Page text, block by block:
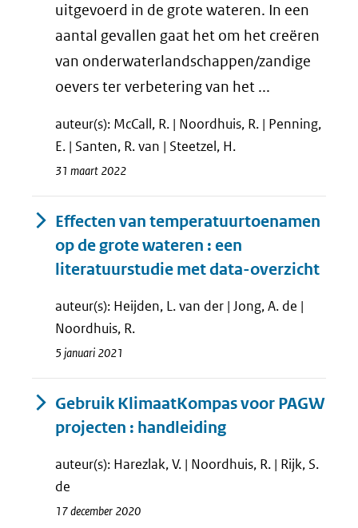
uitgevoerd in de grote wateren. In een
aantal gevallen gaat het om het creëren
van onderwaterlandschappen/zandige
oevers ter verbetering van het ...
auteur(s): McCall, R. | Noordhuis, R. | Penning,
E. | Santen, R. van | Steetzel, H.
31 maart 2022
Effecten van temperatuurtoenamen
op de grote wateren : een
literatuurstudie met data-overzicht
auteur(s): Heijden, L. van der | Jong, A. de |
Noordhuis, R.
5 januari 2021
Gebruik KlimaatKompas voor PAGW
projecten : handleiding
auteur(s): Harezlak, V. | Noordhuis, R. | Rijk, S.
de
17 december 2020